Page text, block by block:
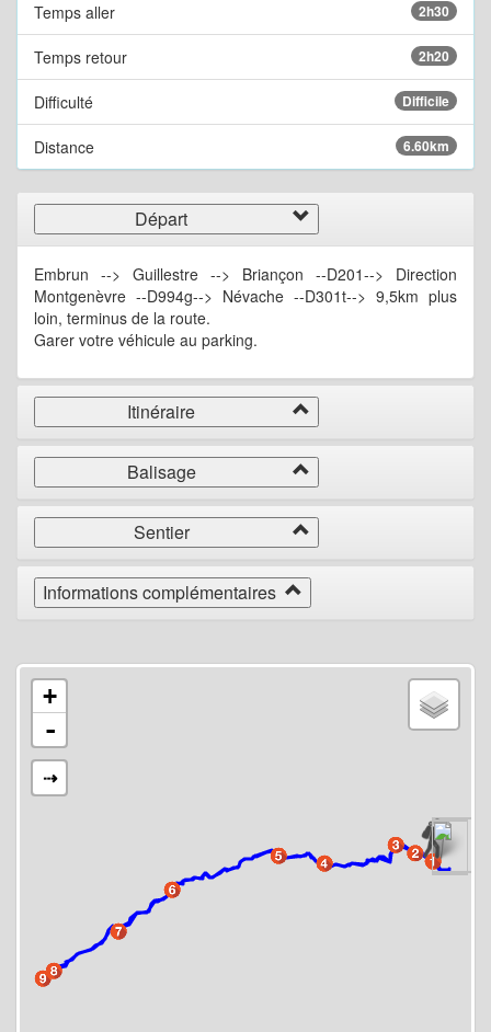
Temps aller 2h30
Temps retour 2h20
Difficulté Difficile
Distance 6.60km
Départ
Embrun --> Guillestre --> Briançon --D201--> Direction
Montgenèvre --D994g--> Névache --D301t--> 9,5km plus
loin, terminus de la route.
Garer votre véhicule au parking.
Itinéraire
Balisage
Sentier
Informations complémentaires
+
-
⇢